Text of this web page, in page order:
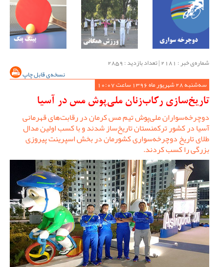
شماره‌ی خبر : ‌2181 | تعداد بازدید : 2859
نسخه‌ی قابل چاپ
سه‌شنبه 28 شهریور ماه 1396 ساعت 10:07
تاریخ‌سازی رکاب‌زنان ملی‌پوش مس در آسیا
دوچرخه‌سواران ملی‌پوش تیم مس کرمان در رقابت‌های قهرمانی
آسیا در کشور ترکمنستان تاریخ‌ساز شدند و با کسب اولین مدال
طلای تاریخ دوچرخه‌سواری کشورمان در بخش اسپرینت پیروزی
بزرگی را کسب کردند.